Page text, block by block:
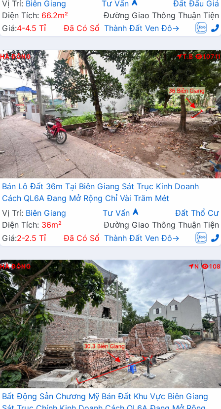
Vị Trí: Biên Giang Tư Vấn
Đất Đấu Giá
Diện Tích: 66.2m²
Đường Giao Thông Thuận Tiện
Giá:4-4.5 Tỉ Đã Có Sổ Thành Đất Ven Đô→
HÀ ĐÔNG T.B 10711
Bán Lô Đất 36m Tại Biên Giang Sát Trục Kinh Doanh
Cách QL6A Đang Mở Rộng Chỉ Vài Trăm Mét
Vị Trí: Biên Giang Tư Vấn
Đất Thổ Cư
Diện Tích: 36m²
Đường Giao Thông Thuận Tiện
Giá:2-2.5 Tỉ Đã Có Sổ Thành Đất Ven Đô→
HÀ ĐÔNG N 108
Bất Động Sản Chương Mỹ Bán Đất Khu Vực Biên Giang